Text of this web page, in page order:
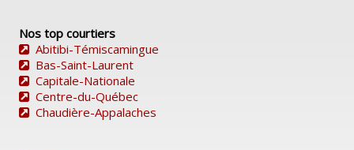
Nos top courtiers
Abitibi-Témiscamingue
Bas-Saint-Laurent
Capitale-Nationale
Centre-du-Québec
Chaudière-Appalaches